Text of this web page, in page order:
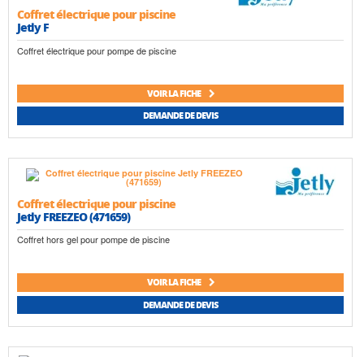
Coffret électrique pour piscine
Jetly F
Coffret électrique pour pompe de piscine
VOIR LA FICHE
DEMANDE DE DEVIS
Coffret électrique pour piscine
Jetly FREEZEO (471659)
Coffret hors gel pour pompe de piscine
VOIR LA FICHE
DEMANDE DE DEVIS